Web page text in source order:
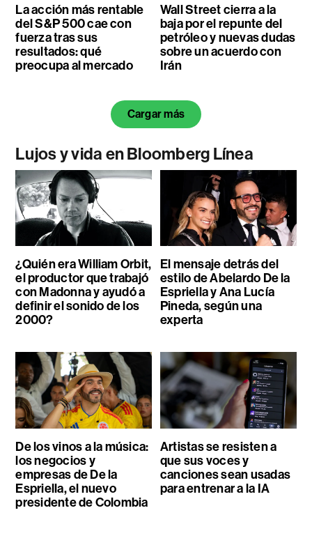
La acción más rentable
del S&P 500 cae con
fuerza tras sus
resultados: qué
preocupa al mercado
Wall Street cierra a la
baja por el repunte del
petróleo y nuevas dudas
sobre un acuerdo con
Irán
Cargar más
Lujos y vida en Bloomberg Línea
¿Quién era William Orbit,
el productor que trabajó
con Madonna y ayudó a
definir el sonido de los
2000?
El mensaje detrás del
estilo de Abelardo De la
Espriella y Ana Lucía
Pineda, según una
experta
De los vinos a la música:
los negocios y
empresas de De la
Espriella, el nuevo
presidente de Colombia
Artistas se resisten a
que sus voces y
canciones sean usadas
para entrenar a la IA